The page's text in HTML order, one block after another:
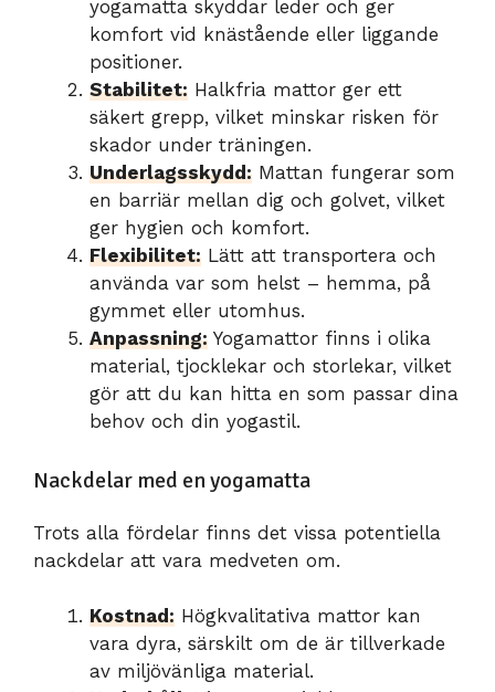
yogamatta skyddar leder och ger
komfort vid knästående eller liggande
positioner.
Stabilitet: Halkfria mattor ger ett
säkert grepp, vilket minskar risken för
skador under träningen.
Underlagsskydd: Mattan fungerar som
en barriär mellan dig och golvet, vilket
ger hygien och komfort.
Flexibilitet: Lätt att transportera och
använda var som helst – hemma, på
gymmet eller utomhus.
Anpassning: Yogamattor finns i olika
material, tjocklekar och storlekar, vilket
gör att du kan hitta en som passar dina
behov och din yogastil.
Nackdelar med en yogamatta
Trots alla fördelar finns det vissa potentiella
nackdelar att vara medveten om.
Kostnad: Högkvalitativa mattor kan
vara dyra, särskilt om de är tillverkade
av miljövänliga material.